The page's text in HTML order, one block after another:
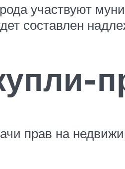
участвуют
составлен
прав на